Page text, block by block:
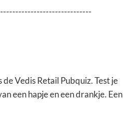
Vedis Retail Pubquiz. Test je
een hapje en een drankje. Een